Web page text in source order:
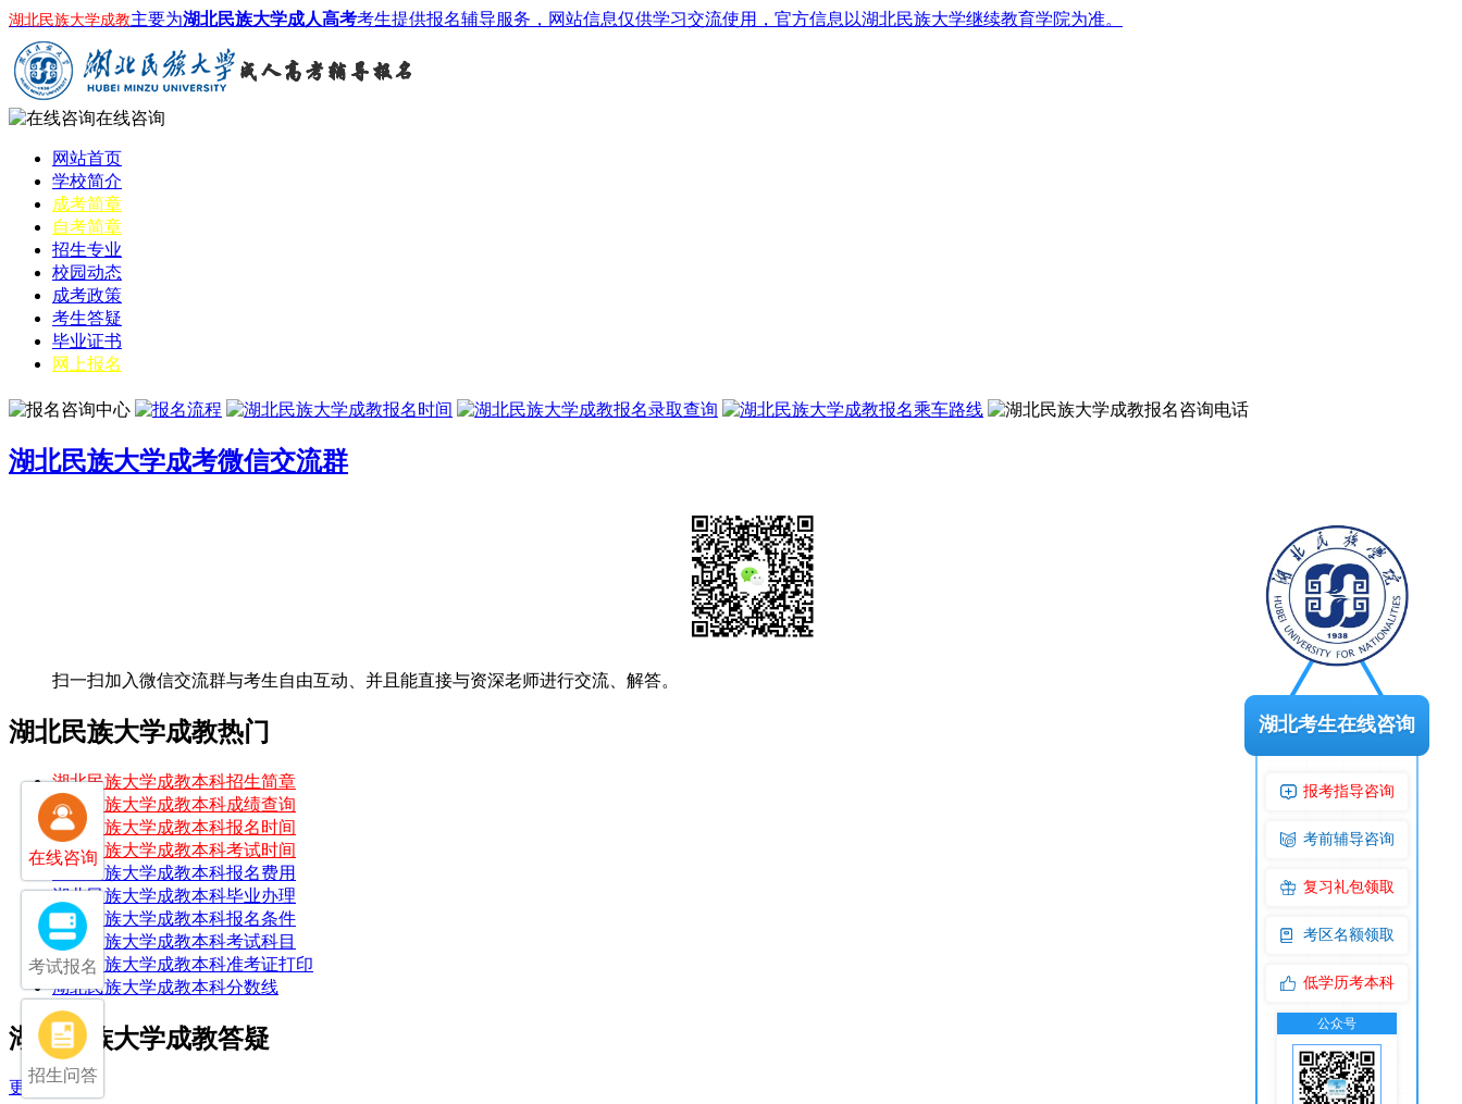
湖北民族大学成教主要为湖北民族大学成人高考考生提供报名辅导服务，网站信息仅供学习交流使用，官方信息以湖北民族大学继续教育学院为准。
在线咨询
网站首页
学校简介
成考简章
自考简章
招生专业
校园动态
成考政策
考生答疑
毕业证书
网上报名
湖北民族大学成考微信交流群
扫一扫加入微信交流群与考生自由互动、并且能直接与资深老师进行交流、解答。
湖北民族大学成教热门
湖北民族大学成教本科招生简章
湖北民族大学成教本科成绩查询
湖北民族大学成教本科报名时间
湖北民族大学成教本科考试时间
湖北民族大学成教本科报名费用
湖北民族大学成教本科毕业办理
湖北民族大学成教本科报名条件
湖北民族大学成教本科考试科目
湖北民族大学成教本科准考证打印
湖北民族大学成教本科分数线
湖北民族大学成教答疑
更多>>
在线咨询
考试报名
招生问答
湖北考生在线咨询
报考指导咨询
考前辅导咨询
复习礼包领取
考区名额领取
低学历考本科
公众号